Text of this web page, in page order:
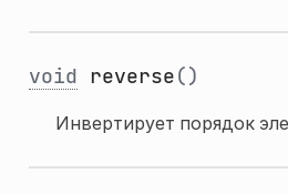
void reverse()
Инвертирует порядок